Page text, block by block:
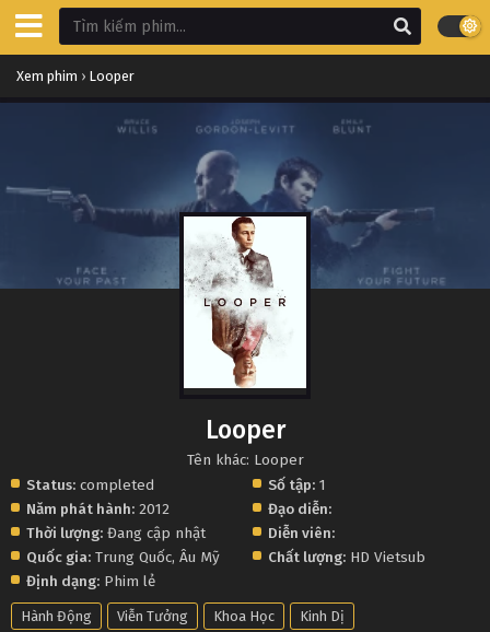
Xem phim › Looper
Looper
Tên khác: Looper
Status: completed
Năm phát hành: 2012
Thời lượng: Đang cập nhật
Quốc gia: Trung Quốc, Âu Mỹ
Định dạng: Phim lẻ
Số tập: 1
Đạo diễn:
Diễn viên:
Chất lượng: HD Vietsub
Hành Động Viễn Tưởng Khoa Học Kinh Dị